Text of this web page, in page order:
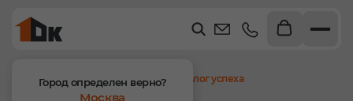
Город определен верно?
Москва
Главная Статьи Гарантии качества - залог успеха